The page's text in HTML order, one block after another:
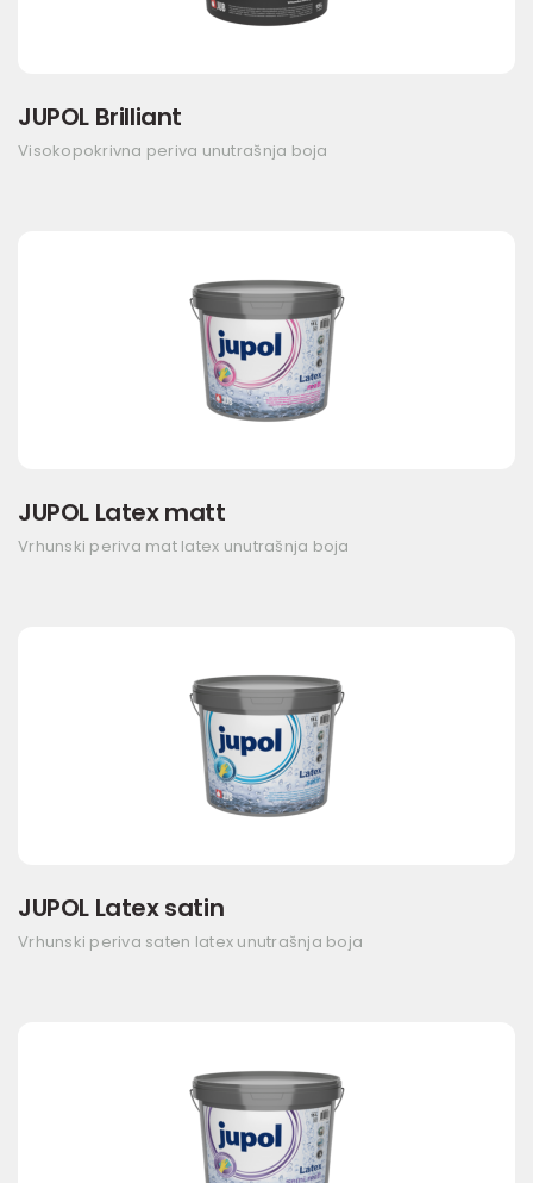
JUPOL Brilliant
Visokopokrivna periva unutrašnja boja
JUPOL Latex matt
Vrhunski periva mat latex unutrašnja boja
JUPOL Latex satin
Vrhunski periva saten latex unutrašnja boja